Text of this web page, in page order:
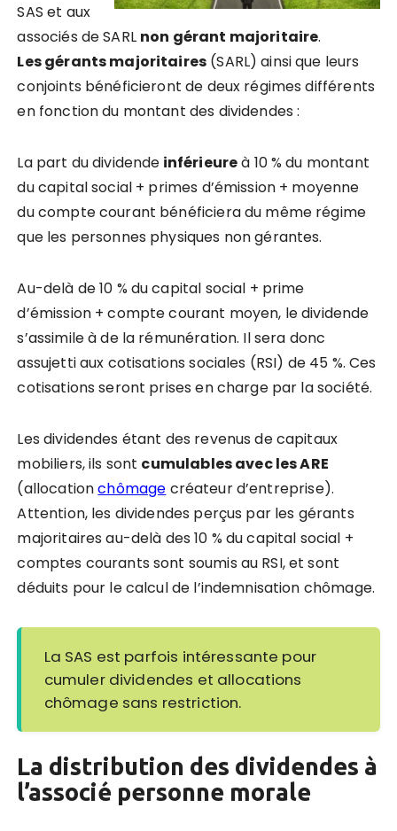
SAS et aux
associés de SARL non gérant majoritaire.
Les gérants majoritaires (SARL) ainsi que leurs
conjoints bénéficieront de deux régimes différents
en fonction du montant des dividendes :
La part du dividende inférieureà 10 % du montant
du capital social + primes d’émission + moyenne
du compte courant bénéficiera du même régime
que les personnes physiques non gérantes.
Au-delà de 10 % du capital social + prime
d’émission + compte courant moyen, le dividende
s’assimile à de la rémunération. Il sera donc
assujetti aux cotisations sociales (RSI) de 45 %. Ces
cotisations seront prises en charge par la société.
Les dividendes étant des revenus de capitaux
mobiliers, ils sont cumulables avec les ARE
(allocationchômage créateurd’entreprise).
Attention, les dividendes perçus par les gérants
majoritaires au-delà des 10 % du capital social +
comptes courants sont soumis au RSI, et sont
déduits pour le calcul de l’indemnisation chômage.
La SAS est parfois intéressante pour
cumuler dividendes et allocations
chômage sans restriction.
La distribution des dividendes à
l’associé personne morale